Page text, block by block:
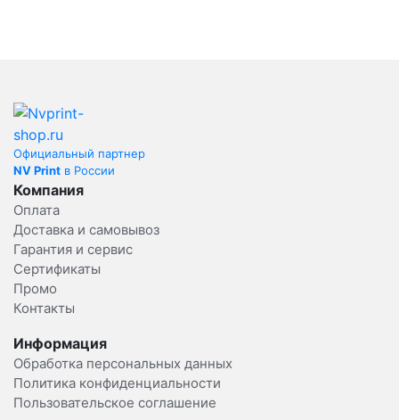
Официальный партнер
NV Print в России
Компания
Оплата
Доставка и самовывоз
Гарантия и сервис
Сертификаты
Промо
Контакты
Информация
Обработка персональных данных
Политика конфиденциальности
Пользовательское соглашение